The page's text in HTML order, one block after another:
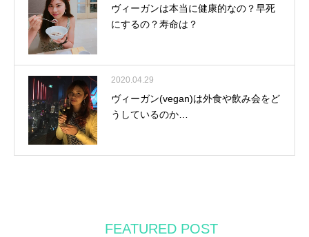
ヴィーガンは本当に健康的なの？早死
にするの？寿命は？
2020.04.29
ヴィーガン(vegan)は外食や飲み会をど
うしているのか…
FEATURED POST